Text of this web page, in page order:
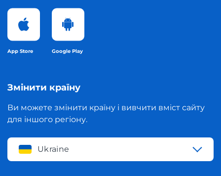
App Store Google Play
Змінити країну
Ви можете змінити країну і вивчити вміст сайту
для іншого регіону.
Ukraine